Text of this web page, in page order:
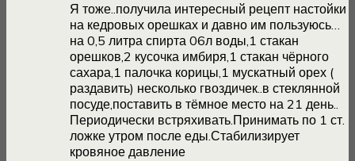
Я тоже..получила интересный рецепт настойки
на кедровых орешках и давно им пользуюсь…
на 0,5 литра спирта 06л воды,1 стакан
орешков,2 кусочка имбиря,1 стакан чёрного
сахара,1 палочка корицы,1 мускатный орех (
раздавить) несколько гвоздичек..в стеклянной
посуде,поставить в тёмное место на 21 день..
Периодически встряхивать.Принимать по 1 ст.
ложке утром после еды.Стабилизирует
кровяное давление